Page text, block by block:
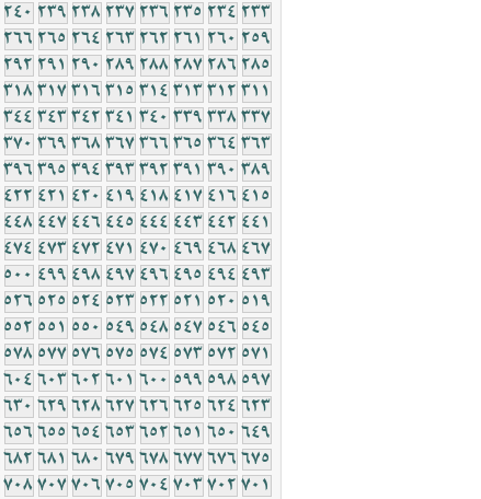
233
234
235
236
237
238
239
240
259
260
261
262
263
264
265
266
285
286
287
288
289
290
291
292
311
312
313
314
315
316
317
318
337
338
339
340
341
342
343
344
363
364
365
366
367
368
369
370
389
390
391
392
393
394
395
396
415
416
417
418
419
420
421
422
441
442
443
444
445
446
447
448
467
468
469
470
471
472
473
474
493
494
495
496
497
498
499
500
519
520
521
522
523
524
525
526
545
546
547
548
549
550
551
552
571
572
573
574
575
576
577
578
597
598
599
600
601
602
603
604
623
624
625
626
627
628
629
630
649
650
651
652
653
654
655
656
675
676
677
678
679
680
681
682
701
702
703
704
705
706
707
708